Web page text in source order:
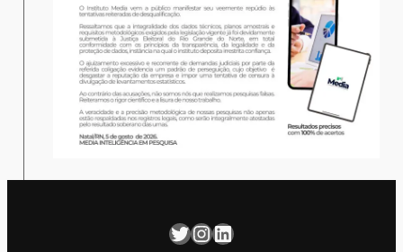
Twitter
Instagram
LinkedIn